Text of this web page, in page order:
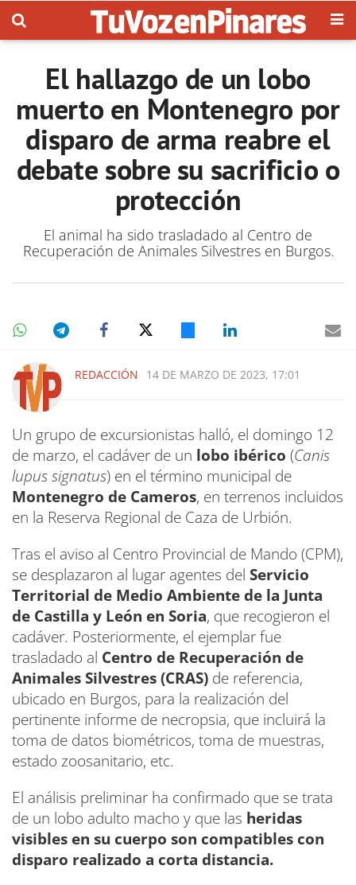
El hallazgo de un lobo
muerto en Montenegro por
disparo de arma reabre el
debate sobre su sacrificio o
protección
El animal ha sido trasladado al Centro de
Recuperación de Animales Silvestres en Burgos.
REDACCIÓN 14 DE MARZO DE 2023, 17:01
Un grupo de excursionistas halló, el domingo 12
de marzo, el cadáver de un lobo ibérico (Canis
lupus signatus) en el término municipal de
Montenegro de Cameros, en terrenos incluidos
en la Reserva Regional de Caza de Urbión.
Tras el aviso al Centro Provincial de Mando (CPM),
se desplazaron al lugar agentes del Servicio
Territorial de Medio Ambiente de la Junta
de Castilla y León en Soria, que recogieron el
cadáver. Posteriormente, el ejemplar fue
trasladado al Centro de Recuperación de
Animales Silvestres (CRAS) de referencia,
ubicado en Burgos, para la realización del
pertinente informe de necropsia, que incluirá la
toma de datos biométricos, toma de muestras,
estado zoosanitario, etc.
El análisis preliminar ha confirmado que se trata
de un lobo adulto macho y que las heridas
visibles en su cuerpo son compatibles con
disparo realizado a corta distancia.